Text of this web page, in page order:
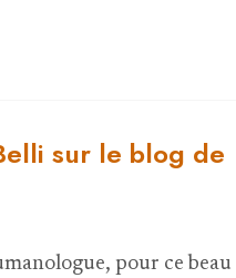
sur le blog de
pour ce beau